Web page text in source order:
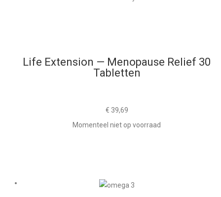
Life Extension — Menopause Relief 30
Tabletten
€ 39,69
Momenteel niet op voorraad